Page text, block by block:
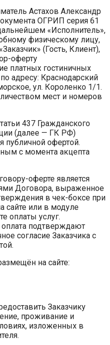
Астахов Александр
ОГРИП серия 61
«Исполнитель»,
физическому лицу,
(Гость, Клиент),
оферту
платных гостиничных
адресу: Краснодарский
ул. Короленко 1/1.
мест и номеров
437 Гражданского
(далее — ГК РФ)
публичной офертой.
с момента акцепта
оферте является
Договора, выраженное
в чек-боксе при
сайте или в модуле
оплаты услуг.
подтверждают
согласие Заказчика с
на сайте:
Заказчику
проживание и
изложенных в